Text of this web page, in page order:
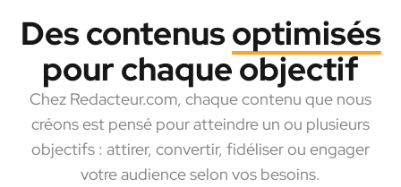
Des contenusoptimisés
pour chaque objectif
Chez Redacteur.com, chaque contenu que nous
créons est pensé pour atteindre un ou plusieurs
objectifs : attirer, convertir, fidéliser ou engager
votre audience selon vos besoins.